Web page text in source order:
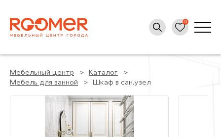
Мебельный центр
Каталог
Мебель для ванной
Шкаф в сан.узел